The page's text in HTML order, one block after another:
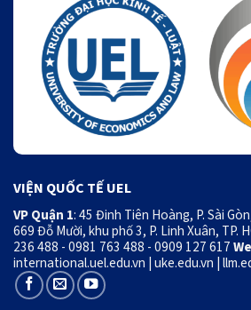
VIỆN QUỐC TẾ UEL
VP Quận 1: 45 Đinh Tiên Hoàng, P. Sài
669 Đỗ Mười, khu phố 3, P. Linh Xuân, TP.
236 488 - 0981 763 488 - 0909 127 617
international.uel.edu.vn |uke.edu.vn |